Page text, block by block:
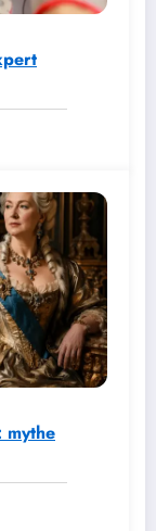
mythe